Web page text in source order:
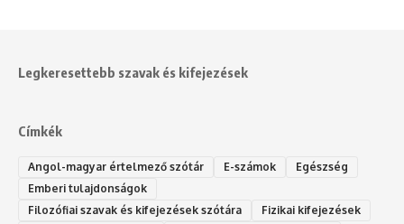
Legkeresettebb szavak és kifejezések
Címkék
Angol-magyar értelmező szótár E-számok
Egészség
Emberi tulajdonságok
Filozófiai szavak és kifejezések szótára
Fizikai kifejezések